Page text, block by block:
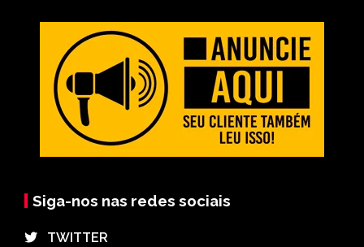
Siga-nos nas redes sociais
⠀TWITTER